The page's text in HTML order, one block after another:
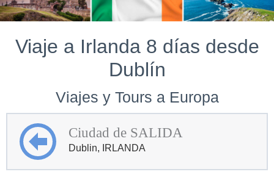
Viaje a Irlanda 8 días desde
Dublín
Viajes y Tours a Europa
Ciudad de SALIDA
Dublin, IRLANDA